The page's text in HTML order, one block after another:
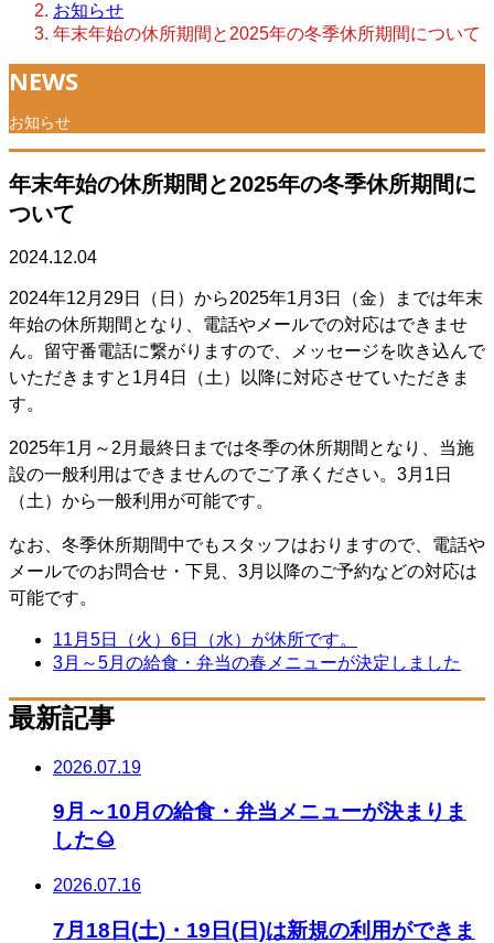
お知らせ
年末年始の休所期間と2025年の冬季休所期間について
NEWS
お知らせ
年末年始の休所期間と2025年の冬季休所期間に
ついて
2024.12.04
2024年12月29日（日）から2025年1月3日（金）までは年末
年始の休所期間となり、電話やメールでの対応はできませ
ん。留守番電話に繋がりますので、メッセージを吹き込んで
いただきますと1月4日（土）以降に対応させていただきま
す。
2025年1月～2月最終日までは冬季の休所期間となり、当施
設の一般利用はできませんのでご了承ください。3月1日
（土）から一般利用が可能です。
なお、冬季休所期間中でもスタッフはおりますので、電話や
メールでのお問合せ・下見、3月以降のご予約などの対応は
可能です。
11月5日（火）6日（水）が休所です。
3月～5月の給食・弁当の春メニューが決定しました
最新記事
2026.07.19
9月～10月の給食・弁当メニューが決まりま
した🌰
2026.07.16
7月18日(土)・19日(日)は新規の利用ができま